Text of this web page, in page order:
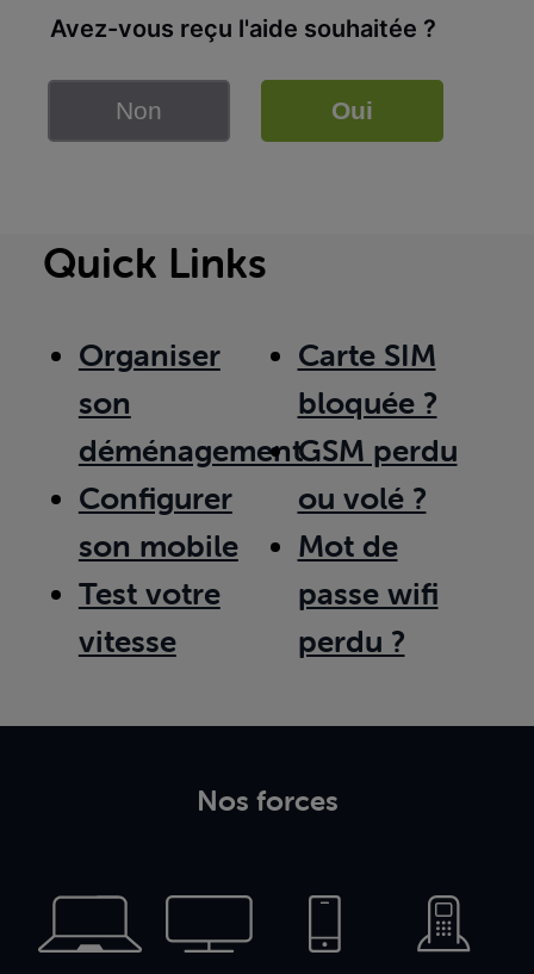
Avez-vous reçu l'aide souhaitée ?
Non Oui
Quick Links
Organiser
son
déménagement
Configurer
son mobile
Test votre
vitesse
Carte SIM
bloquée ?
GSM perdu
ou volé ?
Mot de
passe wifi
perdu ?
Nos forces